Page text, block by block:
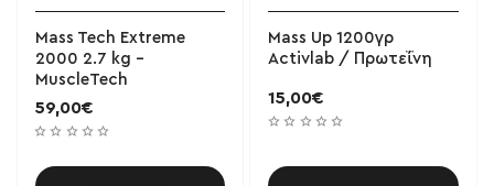
Mass Tech Extreme
2000 2.7 kg -
MuscleTech
59,00€
Mass Up 1200γρ
Activlab / Πρωτεΐνη
15,00€